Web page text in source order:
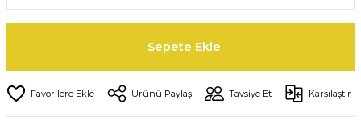
Sepete Ekle
Ürünü Paylaş Tavsiye Et Karşılaştır